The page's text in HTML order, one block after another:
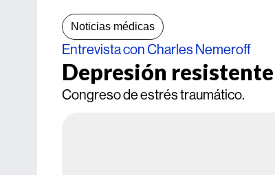
Noticias médicas
Entrevista con Charles Nemeroff
Depresión
Congreso de estrés traumático.